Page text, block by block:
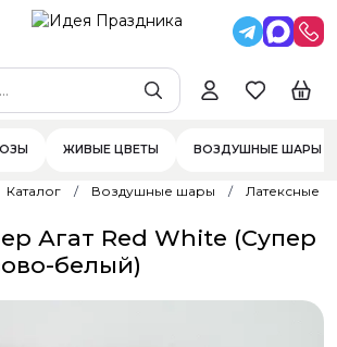
ЖИВЫЕ ЦВЕТЫ ВОЗДУШНЫЕ ШАРЫ
Каталог Воздушные шары Латексные
Агат Red White (Супер
белый)